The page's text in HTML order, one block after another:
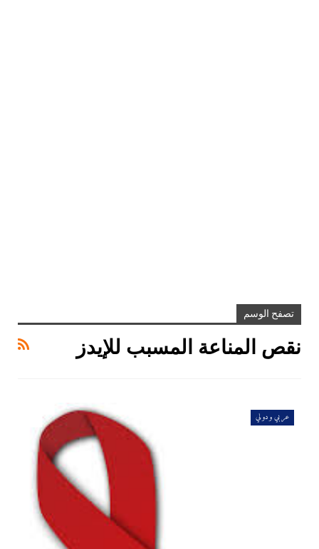
تصفح الوسم
نقص المناعة المسبب للإيدز
عربي ودولي